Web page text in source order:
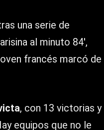
una serie de
al minuto 84′,
francés marcó de
, con 13 victorias y
equipos que no le